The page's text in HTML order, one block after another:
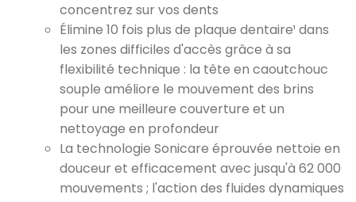
concentrez sur vos dents
Élimine 10 fois plus de plaque dentaire¹ dans
les zones difficiles d'accès grâce à sa
flexibilité technique : la tête en caoutchouc
souple améliore le mouvement des brins
pour une meilleure couverture et un
nettoyage en profondeur
La technologie Sonicare éprouvée nettoie en
douceur et efficacement avec jusqu'à 62 000
mouvements ; l'action des fluides dynamiques